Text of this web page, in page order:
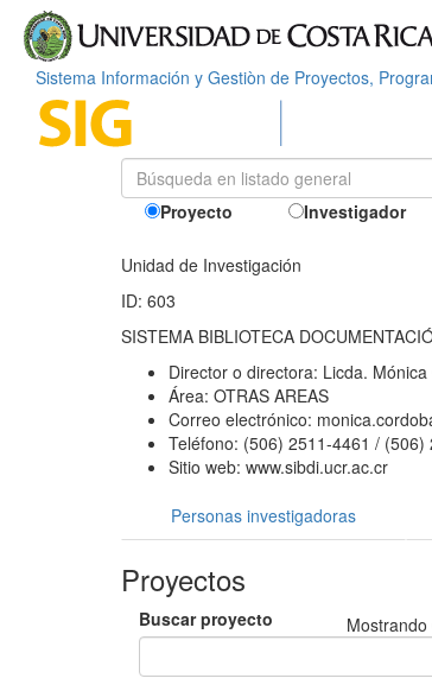
Sistema Información y Gestiòn de Proyectos,
Proyecto Investigador
Unidad de Investigación
ID: 603
SISTEMA BIBLIOTECA
Director o directora: Licda.
Área: OTRAS AREAS
Correo electrónico:
Teléfono: (506) 2511-4461 / (506)
Sitio web: www.sibdi.ucr.ac.cr
Personas investigadoras
Proyectos
Buscar proyecto Mostrando